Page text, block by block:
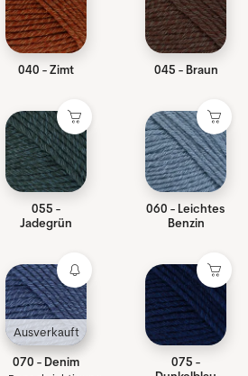
040 - Zimt 045 - Braun
055 -
Jadegrün
060 - Leichtes
Benzin
Ausverkauft
070 - Denim
075 -